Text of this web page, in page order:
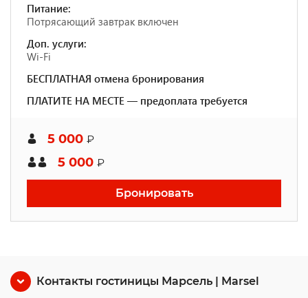
Питание:
Потрясающий завтрак включен
Доп. услуги:
Wi-Fi
БЕСПЛАТНАЯ отмена бронирования
ПЛАТИТЕ НА МЕСТЕ — предоплата требуется
5 000 ₽
5 000 ₽
Бронировать
Контакты гостиницы Марсель | Marsel